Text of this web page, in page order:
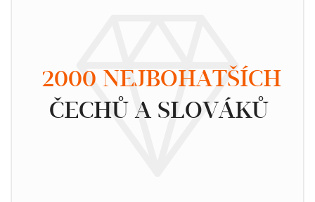
2000 NEJBOHATŠÍCH
ČECHŮ A SLOVÁKŮ